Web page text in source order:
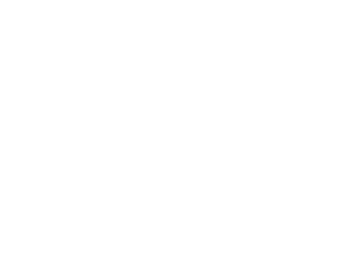
Twitter
på LinkedIn